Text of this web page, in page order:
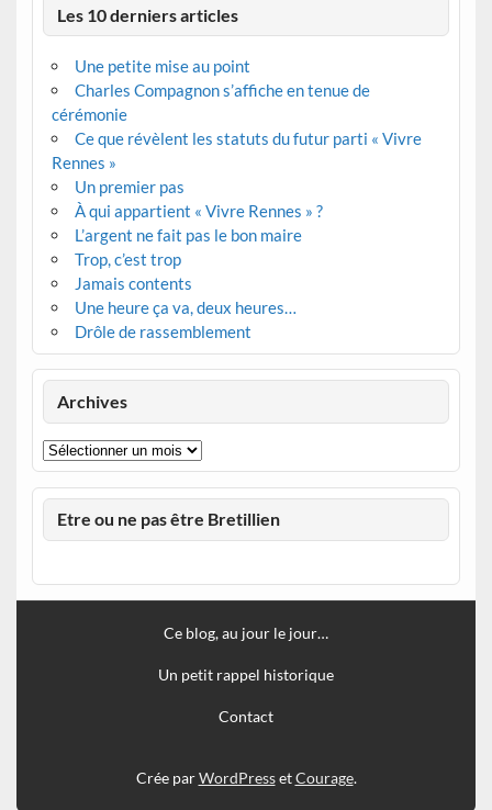
Les 10 derniers articles
Une petite mise au point
Charles Compagnon s’affiche en tenue de
cérémonie
Ce que révèlent les statuts du futur parti « Vivre
Rennes »
Un premier pas
À qui appartient « Vivre Rennes » ?
L’argent ne fait pas le bon maire
Trop, c’est trop
Jamais contents
Une heure ça va, deux heures…
Drôle de rassemblement
Archives
Archives
Etre ou ne pas être Bretillien
Ce blog, au jour le jour…
Un petit rappel historique
Contact
Crée parWordPressetCourage.